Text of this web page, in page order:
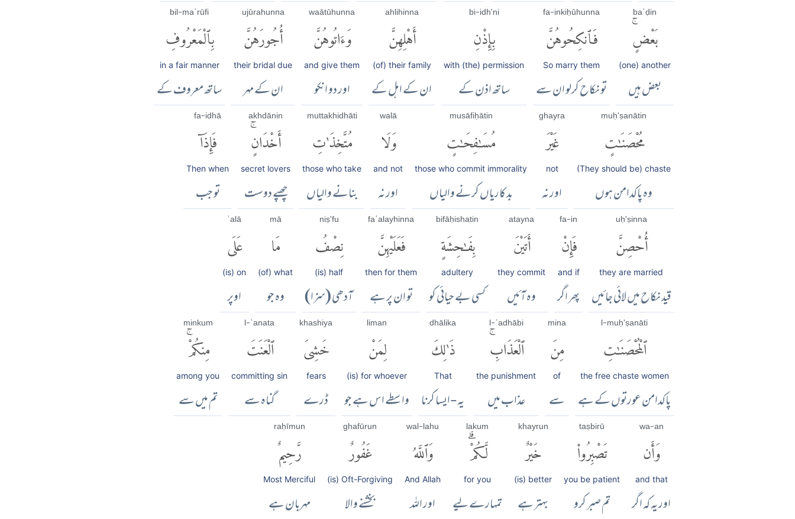
baʿḍin
بَعْضٍۚ
(one) another
بعض ہیں
fa-inkiḥūhunna
فَٱنكِحُوهُنَّ
So marry them
تو نکاح کرلو ان سے
bi-idh'ni
بِإِذْنِ
with (the) permission
ساتھ اذن کے
ahlihinna
أَهْلِهِنَّ
(of) their family
ان کے اہل کے
waātūhunna
وَءَاتُوهُنَّ
and give them
اور دو انکو
ujūrahunna
أُجُورَهُنَّ
their bridal due
ان کے مہر
bil-maʿrūfi
بِٱلْمَعْرُوفِ
in a fair manner
ساتھ معروف کے
muḥ'ṣanātin
مُحْصَنَٰتٍ
(They should be) chaste
وہ پاکدامن ہوں
ghayra
غَيْرَ
not
اور نہ
musāfiḥātin
مُسَٰفِحَٰتٍ
those who commit immorality
بد کاریاں کرنے والیاں
walā
وَلَا
and not
اور نہ
muttakhidhāti
مُتَّخِذَٰتِ
those who take
بنانے والیاں
akhdānin
أَخْدَانٍۚ
secret lovers
چھپے دوست
fa-idhā
فَإِذَآ
Then when
تو جب
uḥ'ṣinna
أُحْصِنَّ
they are married
قید نکاح میں لائی جائیں
fa-in
فَإِنْ
and if
پھر اگر
atayna
أَتَيْنَ
they commit
وہ آئیں
bifāḥishatin
بِفَٰحِشَةٍ
adultery
کسی بے حیائی کو
faʿalayhinna
فَعَلَيْهِنَّ
then for them
تو ان پر ہے
niṣ'fu
نِصْفُ
(is) half
آدھی (سزا)
mā
مَا
(of) what
وہ جو
ʿalā
عَلَى
(is) on
اوپر
l-muḥ'ṣanāti
ٱلْمُحْصَنَٰتِ
the free chaste women
پاکدامن عورتوں کے ہے
mina
مِنَ
of
سے
l-ʿadhābi
ٱلْعَذَابِۚ
the punishment
عذاب میں
dhālika
ذَٰلِكَ
That
یہ-ایسا کرنا
liman
لِمَنْ
(is) for whoever
واسطے اس ہے جو
khashiya
خَشِىَ
fears
ڈرے
l-ʿanata
ٱلْعَنَتَ
committing sin
گناہ سے
minkum
مِنكُمْۚ
among you
تم میں سے
wa-an
وَأَن
and that
اور یہ کہ اگر
taṣbirū
تَصْبِرُوا۟
you be patient
تم صبر کرو
khayrun
خَيْرٌ
(is) better
بہتر ہے
lakum
لَّكُمْۗ
for you
تمہارے لیے
wal-lahu
وَٱللَّهُ
And Allah
اور اللہ
ghafūrun
غَفُورٌ
(is) Oft-Forgiving
بخشنے والا
raḥīmun
رَّحِيمٌ
Most Merciful
مہربان ہے